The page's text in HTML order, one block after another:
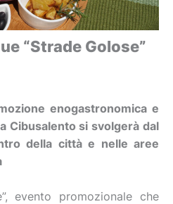
“Strade Golose”
enogastronomica e
Cibusalento si svolgerà dal
della città e nelle aree
evento promozionale che